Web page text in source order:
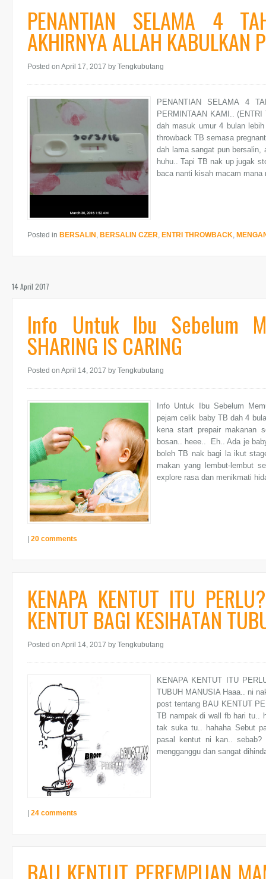
PENANTIAN SELAMA 4
AKHIRNYA ALLAH KABULKAN
Posted on April 17, 2017 by Tengkubutang
PENANTIAN SELAMA 4
PERMINTAAN KAMI..
dah masuk umur 4 bulan
throwback TB semasa
dah lama sangat pun
huhu.. Tapi TB nak up jugak
baca nanti kisah macam
Posted in BERSALIN , BERSALIN CZER, ENTRI THROWBACK,
14 April 2017
Info Untuk Ibu Sebelum
SHARING IS CARING
Posted on April 14, 2017 by Tengkubutang
Info Untuk Ibu Sebelum
pejam celik baby TB dah 4
kena start prepair makanan
bosan.. heee.. Eh.. Ada je
boleh TB nak bagi la ikut
makan yang lembut-lembut
explore rasa dan menikmati
20 comments
KENAPA KENTUT ITU
KENTUT BAGI KESIHATAN
Posted on April 14, 2017 by Tengkubutang
KENAPA KENTUT ITU
TUBUH MANUSIA Haaa.. ni
post tentang BAU KENTUT
TB nampak di wall fb hari tu..
tak suka tu.. hahaha Sebut
pasal kentut ni kan.. sebab?
mengganggu dan sangat
24 comments
BAU KENTUT PEREMPUAN